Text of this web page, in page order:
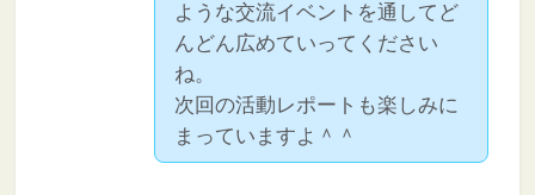
ような交流イベントを通してど
んどん広めていってください
ね。
次回の活動レポートも楽しみに
まっていますよ＾＾